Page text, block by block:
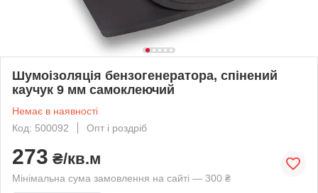
Шумоізоляція бензогенератора, спінений
каучук 9 мм самоклеючий
Немає в наявності
Код: 500092
Опт і роздріб
273 ₴/кв.м
Мінімальна сума замовлення на сайті — 300 ₴